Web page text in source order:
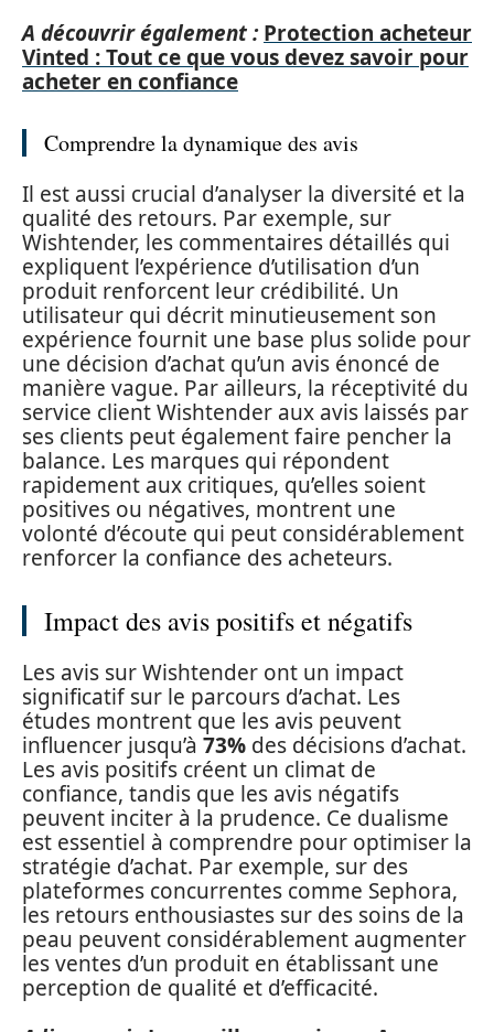
A découvrir également : Protection acheteur
Vinted : Tout ce que vous devez savoir pour
acheter en confiance
Comprendre la dynamique des avis
Il est aussi crucial d’analyser la diversité et la
qualité des retours. Par exemple, sur
Wishtender, les commentaires détaillés qui
expliquent l’expérience d’utilisation d’un
produit renforcent leur crédibilité. Un
utilisateur qui décrit minutieusement son
expérience fournit une base plus solide pour
une décision d’achat qu’un avis énoncé de
manière vague. Par ailleurs, la réceptivité du
service client Wishtender aux avis laissés par
ses clients peut également faire pencher la
balance. Les marques qui répondent
rapidement aux critiques, qu’elles soient
positives ou négatives, montrent une
volonté d’écoute qui peut considérablement
renforcer la confiance des acheteurs.
Impact des avis positifs et négatifs
Les avis sur Wishtender ont un impact
significatif sur le parcours d’achat. Les
études montrent que les avis peuvent
influencer jusqu’à 73% des décisions d’achat.
Les avis positifs créent un climat de
confiance, tandis que les avis négatifs
peuvent inciter à la prudence. Ce dualisme
est essentiel à comprendre pour optimiser la
stratégie d’achat. Par exemple, sur des
plateformes concurrentes comme Sephora,
les retours enthousiastes sur des soins de la
peau peuvent considérablement augmenter
les ventes d’un produit en établissant une
perception de qualité et d’efficacité.